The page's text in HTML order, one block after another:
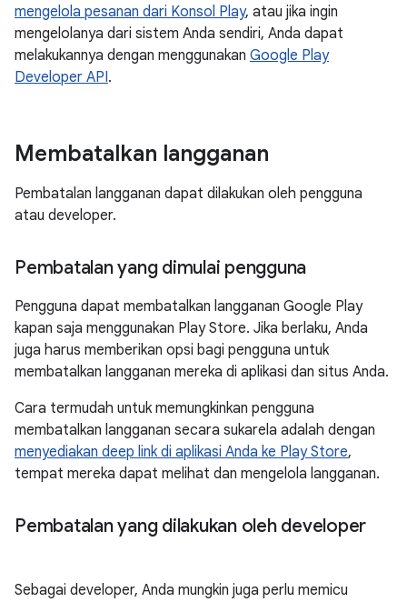
mengelola pesanan dari Konsol Play, atau jika ingin
mengelolanya dari sistem Anda sendiri, Anda dapat
melakukannya dengan menggunakan Google Play
Developer API.
Membatalkan langganan
Pembatalan langganan dapat dilakukan oleh pengguna
atau developer.
Pembatalan yang dimulai pengguna
Pengguna dapat membatalkan langganan Google Play
kapan saja menggunakan Play Store. Jika berlaku, Anda
juga harus memberikan opsi bagi pengguna untuk
membatalkan langganan mereka di aplikasi dan situs Anda.
Cara termudah untuk memungkinkan pengguna
membatalkan langganan secara sukarela adalah dengan
menyediakan deep link di aplikasi Anda ke Play Store,
tempat mereka dapat melihat dan mengelola langganan.
Pembatalan yang dilakukan oleh developer
Sebagai developer, Anda mungkin juga perlu memicu